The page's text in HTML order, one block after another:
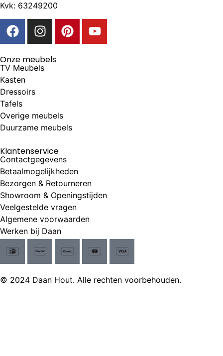
Kvk: 63249200
Onze meubels
TV Meubels
Kasten
Dressoirs
Tafels
Overige meubels
Duurzame meubels
Klantenservice
Contactgegevens
Betaalmogelijkheden
Bezorgen & Retourneren
Showroom & Openingstijden
Veelgestelde vragen
Algemene voorwaarden
Werken bij Daan
© 2024 Daan Hout. Alle rechten voorbehouden.